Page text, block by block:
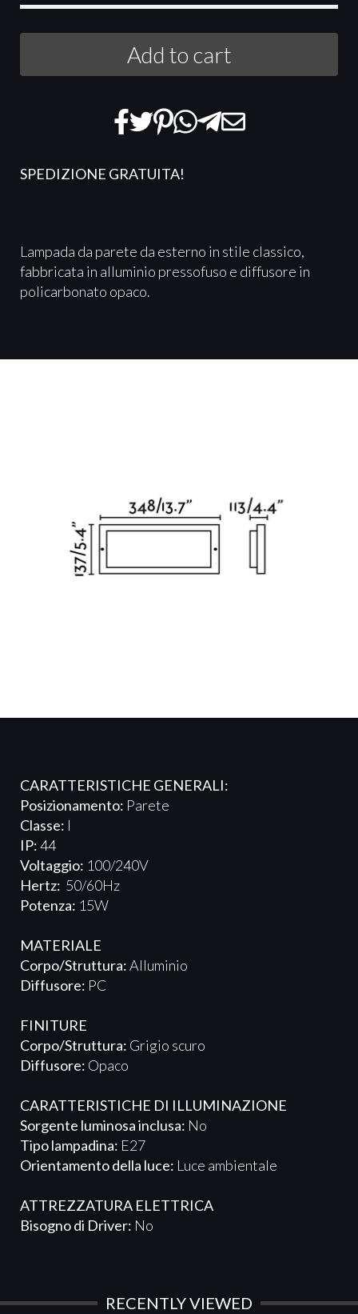
Add to cart
SPEDIZIONE GRATUITA!
Lampada da parete da esterno in stile classico,
fabbricata in alluminio pressofuso e diffusore in
policarbonato opaco.
CARATTERISTICHE GENERALI:
Posizionamento: Parete
Classe: I
IP:44
Voltaggio: 100/240V
Hertz: 50/60Hz
Potenza: 15W
MATERIALE
Corpo/Struttura:Alluminio
Diffusore: PC
FINITURE
Corpo/Struttura: Grigio scuro
Diffusore: Opaco
CARATTERISTICHE DI ILLUMINAZIONE
Sorgente luminosa inclusa: No
Tipo lampadina: E27
Orientamento della luce: Luce ambientale
ATTREZZATURA ELETTRICA​​​
Bisogno di Driver: No
RECENTLY VIEWED